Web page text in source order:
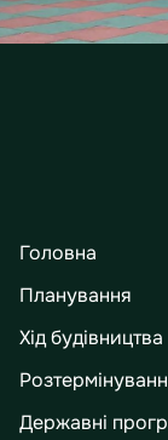
Головна
Планування
Хід будівництва
Державні